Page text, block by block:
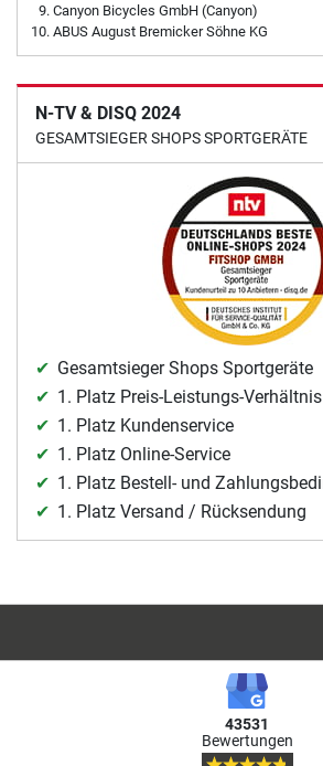
Canyon Bicycles GmbH (Canyon)
ABUS August Bremicker Söhne KG
N-TV & DISQ 2024
GESAMTSIEGER SHOPS SPORTGERÄTE
Gesamtsieger Shops Sportgeräte
1. Platz Preis-Leistungs-Verhältnis
1. Platz Kundenservice
1. Platz Online-Service
1. Platz Bestell- und
1. Platz Versand / Rücksendung
43531
Bewertungen